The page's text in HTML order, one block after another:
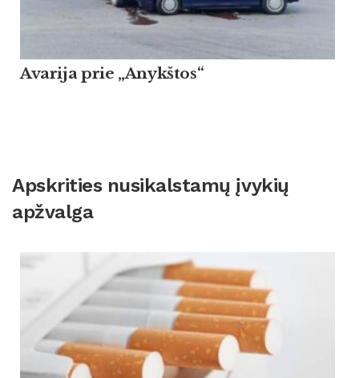
Avarija prie „Anykštos“
Apskrities nusikalstamų įvykių
apžvalga